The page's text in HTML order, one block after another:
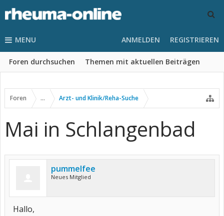
MENU
Foren durchsuchen Themen mit aktuellen Beiträgen
ANMELDEN REGISTRIEREN
Foren ... Arzt- und Klinik/Reha-Suche
Mai in Schlangenbad
pummelfee
Neues Mitglied
Hallo,